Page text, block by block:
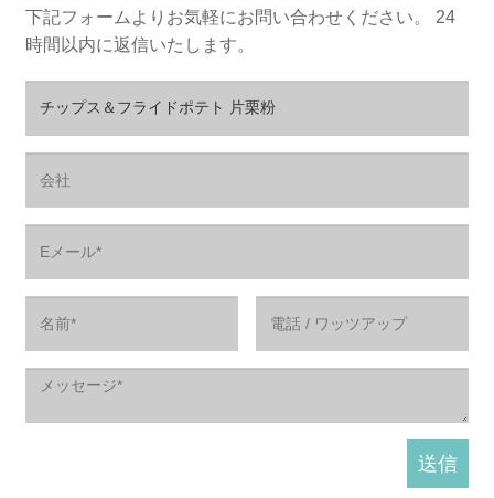
下記フォームよりお気軽にお問い合わせください。 24
時間以内に返信いたします。